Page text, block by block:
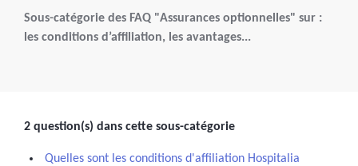
Sous-catégorie des FAQ "Assurances optionnelles" sur :
les conditions d’affiliation, les avantages...
2 question(s) dans cette sous-catégorie
Quelles sont les conditions d'affiliation Hospitalia